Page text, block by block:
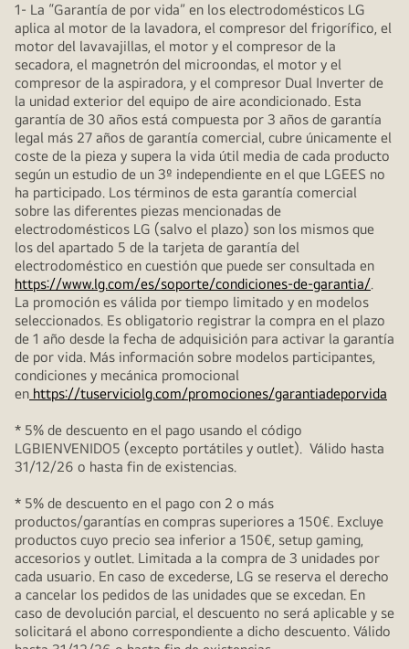
1- La “Garantía de por vida” en los electrodomésticos LG
aplica al motor de la lavadora, el compresor del frigorífico, el
motor del lavavajillas, el motor y el compresor de la
secadora, el magnetrón del microondas, el motor y el
compresor de la aspiradora, y el compresor Dual Inverter de
la unidad exterior del equipo de aire acondicionado. Esta
garantía de 30 años está compuesta por 3 años de garantía
legal más 27 años de garantía comercial, cubre únicamente el
coste de la pieza y supera la vida útil media de cada producto
según un estudio de un 3º independiente en el que LGEES no
ha participado. Los términos de esta garantía comercial
sobre las diferentes piezas mencionadas de
electrodomésticos LG (salvo el plazo) son los mismos que
los del apartado 5 de la tarjeta de garantía del
electrodoméstico en cuestión que puede ser consultada en
https://www.lg.com/es/soporte/condiciones-de-garantia/.
La promoción es válida por tiempo limitado y en modelos
seleccionados. Es obligatorio registrar la compra en el plazo
de 1 año desde la fecha de adquisición para activar la garantía
de por vida. Más información sobre modelos participantes,
condiciones y mecánica promocional
en https://tuserviciolg.com/promociones/garantiadeporvida
* 5% de descuento en el pago usando el código
LGBIENVENIDO5 (excepto portátiles y outlet). Válido hasta
31/12/26 o hasta fin de existencias.
* 5% de descuento en el pago con 2 o más
productos/garantías en compras superiores a 150€. Excluye
productos cuyo precio sea inferior a 150€, setup gaming,
accesorios y outlet. Limitada a la compra de 3 unidades por
cada usuario. En caso de excederse, LG se reserva el derecho
a cancelar los pedidos de las unidades que se excedan. En
caso de devolución parcial, el descuento no será aplicable y se
solicitará el abono correspondiente a dicho descuento. Válido